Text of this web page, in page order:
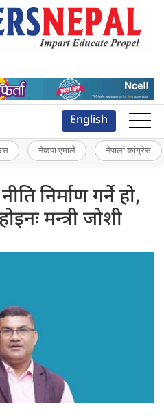
English
नेकपा एमाले नेपाली कांग्रेस
निर्माण गर्ने हो,
मन्त्री जोशी